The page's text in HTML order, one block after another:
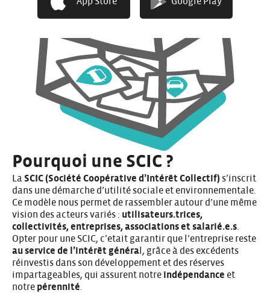
Pourquoi une SCIC ?
La SCIC (Société Coopérative d’Intérêt Collectif) s’inscrit
dans une démarche d’utilité sociale et environnementale.
Ce modèle nous permet de rassembler autour d’une même
vision des acteurs variés : utilisateurs.trices,
collectivités, entreprises, associations et salarié.e.s
Opter pour une SCIC, c’etait garantir que l’entreprise reste
au service de l’intérêt généra l, grâce à des excédents
réinvestis dans son développement et des réserves
impartageables, qui assurent notre indépendance et
notre pérennité